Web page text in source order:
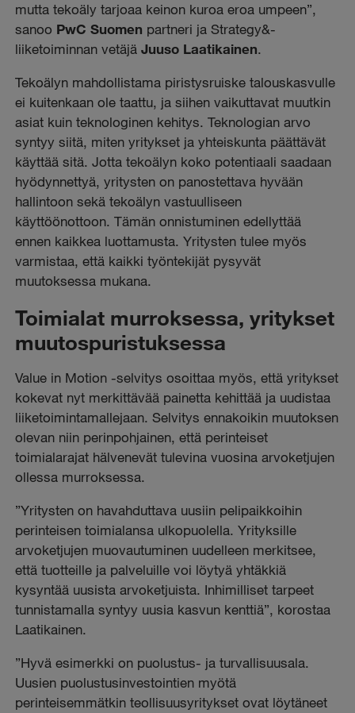
mutta tekoäly tarjoaa keinon kuroa eroa umpeen”,
sanoo PwC Suomen partneri ja Strategy&-
liiketoiminnan vetäjäJuuso Laatikainen.
Tekoälyn mahdollistama piristysruiske talouskasvulle
ei kuitenkaan ole taattu, ja siihen vaikuttavat muutkin
asiat kuin teknologinen kehitys. Teknologian arvo
syntyy siitä, miten yritykset ja yhteiskunta päättävät
käyttää sitä. Jotta tekoälyn koko potentiaali saadaan
hyödynnettyä, yritysten on panostettava hyvään
hallintoon sekä tekoälyn vastuulliseen
käyttöönottoon. Tämän onnistuminen edellyttää
ennen kaikkea luottamusta. Yritysten tulee myös
varmistaa, että kaikki työntekijät pysyvät
muutoksessa mukana.
Toimialat murroksessa, yritykset
muutospuristuksessa
Value in Motion -selvitys osoittaa myös, että yritykset
kokevat nyt merkittävää painetta kehittää ja uudistaa
liiketoimintamallejaan. Selvitys ennakoikin muutoksen
olevan niin perinpohjainen, että perinteiset
toimialarajat hälvenevät tulevina vuosina arvoketjujen
ollessa murroksessa.
”Yritysten on havahduttava uusiin pelipaikkoihin
perinteisen toimialansa ulkopuolella. Yrityksille
arvoketjujen muovautuminen uudelleen merkitsee,
että tuotteille ja palveluille voi löytyä yhtäkkiä
kysyntää uusista arvoketjuista. Inhimilliset tarpeet
tunnistamalla syntyy uusia kasvun kenttiä”, korostaa
Laatikainen.
”Hyvä esimerkki on puolustus- ja turvallisuusala.
Uusien puolustusinvestointien myötä
perinteisemmätkin teollisuusyritykset ovat löytäneet